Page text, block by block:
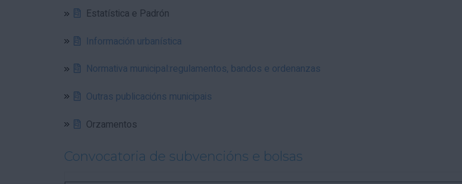
Estatística e Padrón
Información urbanística
Normativa municipal:regulamentos, bandos e ordenanzas
Outras publicacións municipais
Orzamentos
Convocatoria de subvencións e bolsas